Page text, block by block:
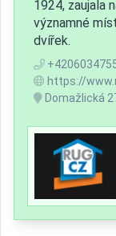
1924, zaujala
významné
dvířek.
https://
Domažlická